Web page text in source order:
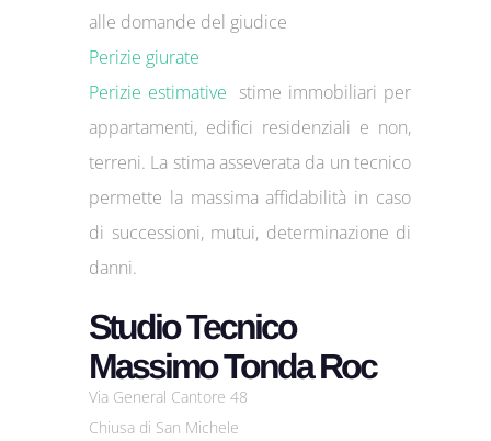
alle domande del giudice
Perizie giurate
Perizie estimative stime immobiliari per
appartamenti, edifici residenziali e non,
terreni. La stima asseverata da un tecnico
permette la massima affidabilità in caso
di successioni, mutui, determinazione di
danni.
Studio Tecnico
Massimo Tonda Roc
Via General Cantore 48
Chiusa di San Michele